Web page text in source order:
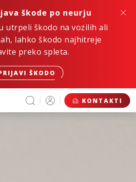
škode po neurju
utrpeli škodo na vozilih ali
lahko škodo najhitreje
preko spleta.
ŠKODO
KONTAKTI